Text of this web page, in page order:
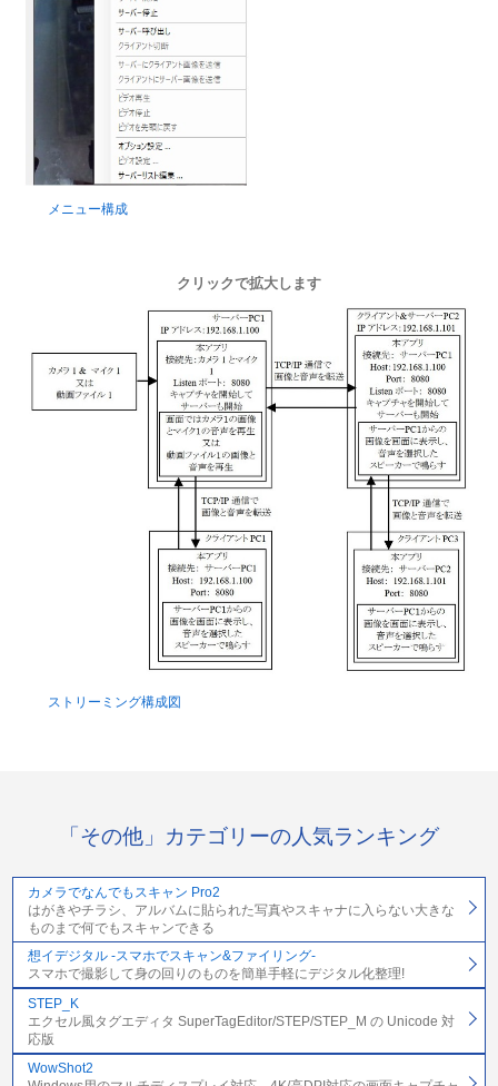
メニュー構成
クリックで拡大します
ストリーミング構成図
「その他」カテゴリーの人気ランキング
カメラでなんでもスキャン Pro2
はがきやチラシ、アルバムに貼られた写真やスキャナに入らない大きな
ものまで何でもスキャンできる
想イデジタル -スマホでスキャン&ファイリング-
スマホで撮影して身の回りのものを簡単手軽にデジタル化整理!
STEP_K
エクセル風タグエディタ SuperTagEditor/STEP/STEP_M の Unicode 対
応版
WowShot2